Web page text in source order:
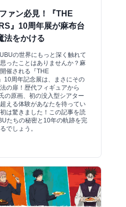
ァン必見！『THE
』10周年展が麻布台
法をかける
の世界にもっと深く触れて
ったことはありませんか？麻
催される『THE
10周年記念展は、まさにその
の扉！歴代フィギュアから
の原画、初の没入型シアター
える体験があなたを待ってい
は驚きました！この記事を読
たちの秘密と10年の軌跡を完
でしょう。